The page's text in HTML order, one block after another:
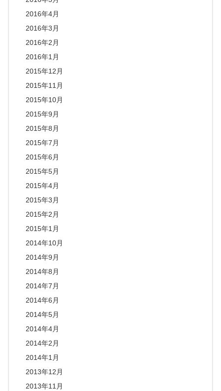
2016年4月
2016年3月
2016年2月
2016年1月
2015年12月
2015年11月
2015年10月
2015年9月
2015年8月
2015年7月
2015年6月
2015年5月
2015年4月
2015年3月
2015年2月
2015年1月
2014年10月
2014年9月
2014年8月
2014年7月
2014年6月
2014年5月
2014年4月
2014年2月
2014年1月
2013年12月
2013年11月